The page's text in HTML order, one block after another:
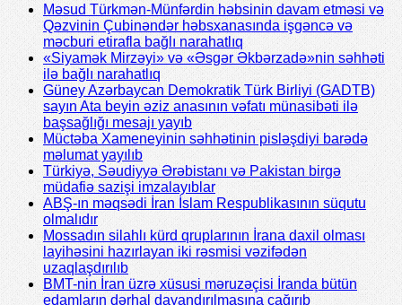
Məsud Türkmən-Münfərdin həbsinin davam etməsi və
Qəzvinin Çubinəndər həbsxanasında işgəncə və
məcburi etirafla bağlı narahatlıq
«Siyamək Mirzəyi» və «Əsgər Əkbərzadə»nin səhhəti
ilə bağlı narahatlıq
Güney Azərbaycan Demokratik Türk Birliyi (GADTB)
sayın Ata beyin əziz anasının vəfatı münasibəti ilə
başsağlığı mesajı yayıb
Müctəba Xameneyinin səhhətinin pisləşdiyi barədə
məlumat yayılıb
Türkiyə, Səudiyyə Ərəbistanı və Pakistan birgə
müdafiə sazişi imzalayıblar
ABŞ-ın məqsədi İran İslam Respublikasının süqutu
olmalıdır
Mossadın silahlı kürd qruplarının İrana daxil olması
layihəsini hazırlayan iki rəsmisi vəzifədən
uzaqlaşdırılıb
BMT-nin İran üzrə xüsusi məruzəçisi İranda bütün
edamların dərhal dayandırılmasına çağırıb